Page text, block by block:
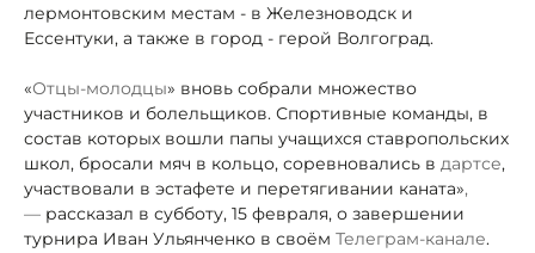
лермонтовским местам - в Железноводск и
Ессентуки, а также в город - герой Волгоград.
«Отцы-молодцы» вновь собрали множество
участников и болельщиков. Спортивные команды, в
состав которых вошли папы учащихся ставропольских
школ, бросали мяч в кольцо, соревновались в дартсе,
участвовали в эстафете и перетягивании каната»,
— рассказал в субботу, 15 февраля, о завершении
турнира Иван Ульянченко в своём Телеграм-канале.